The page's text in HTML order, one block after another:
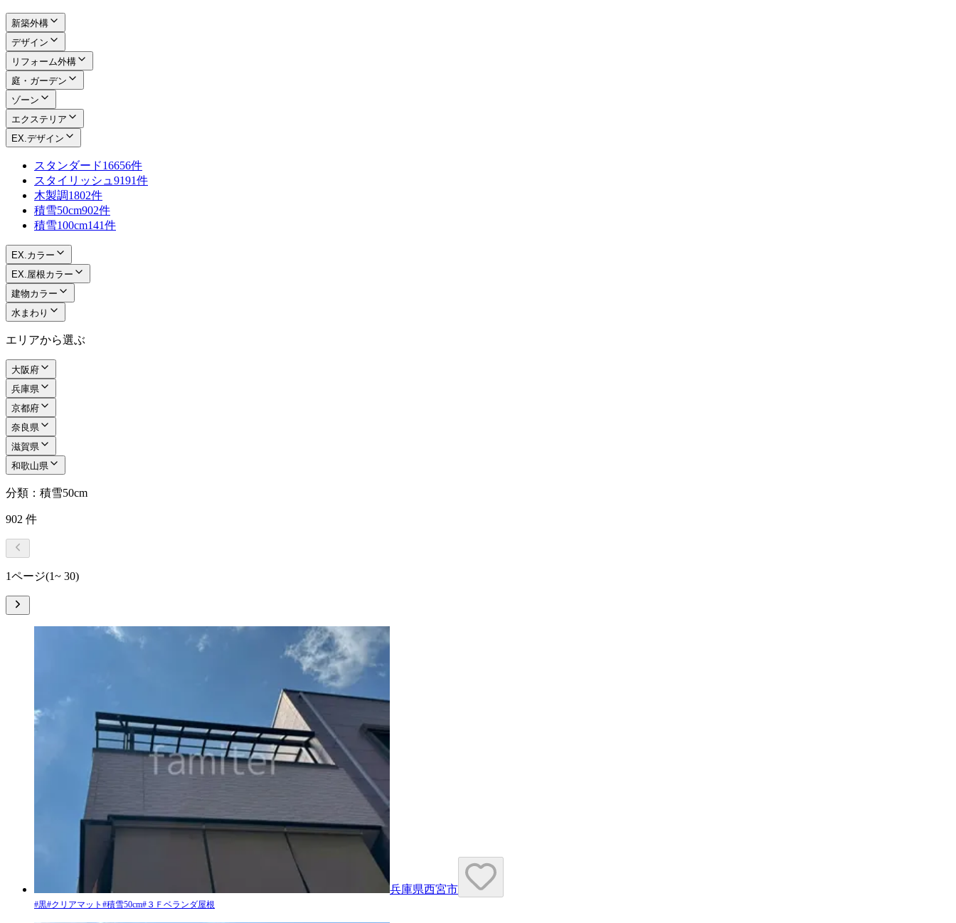
新築外構
デザイン
リフォーム外構
庭・ガーデン
ゾーン
エクステリア
EX.デザイン
スタンダード16656件
スタイリッシュ 9191件
木製調1802件
積雪50cm902件
積雪100cm141件
EX.カラー
EX.屋根カラー
建物カラー
水まわり
エリアから選ぶ
大阪府
兵庫県
京都府
奈良県
滋賀県
和歌山県
分類：積雪50cm
902 件
1ページ(1~ 30)
兵庫県西宮市
#黒#クリアマット #積雪50cm# ３Ｆベランダ屋根